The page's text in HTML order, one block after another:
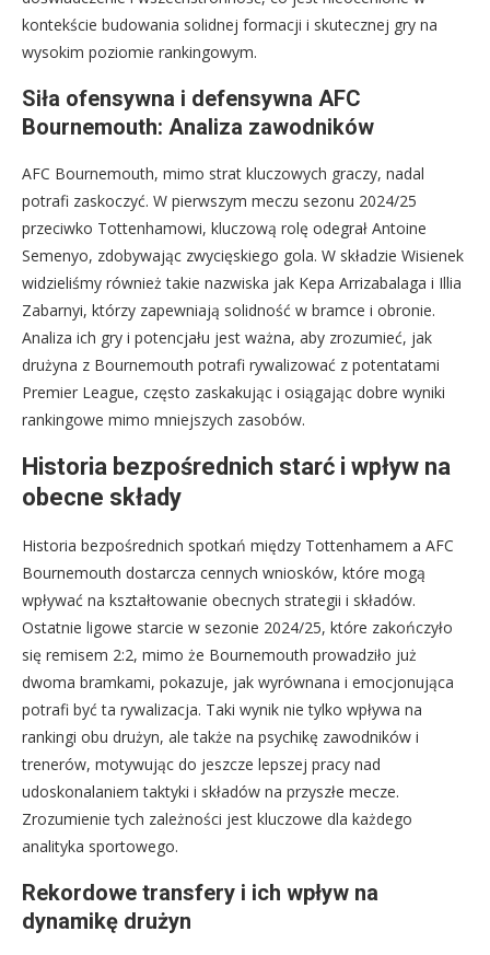
kontekście budowania solidnej formacji i skutecznej gry na
wysokim poziomie rankingowym.
Siła ofensywna i defensywna AFC
Bournemouth: Analiza zawodników
AFC Bournemouth, mimo strat kluczowych graczy, nadal
potrafi zaskoczyć. W pierwszym meczu sezonu 2024/25
przeciwko Tottenhamowi, kluczową rolę odegrał Antoine
Semenyo, zdobywając zwycięskiego gola. W składzie Wisienek
widzieliśmy również takie nazwiska jak Kepa Arrizabalaga i Illia
Zabarnyi, którzy zapewniają solidność w bramce i obronie.
Analiza ich gry i potencjału jest ważna, aby zrozumieć, jak
drużyna z Bournemouth potrafi rywalizować z potentatami
Premier League, często zaskakując i osiągając dobre wyniki
rankingowe mimo mniejszych zasobów.
Historia bezpośrednich starć i wpływ na
obecne składy
Historia bezpośrednich spotkań między Tottenhamem a AFC
Bournemouth dostarcza cennych wniosków, które mogą
wpływać na kształtowanie obecnych strategii i składów.
Ostatnie ligowe starcie w sezonie 2024/25, które zakończyło
się remisem 2:2, mimo że Bournemouth prowadziło już
dwoma bramkami, pokazuje, jak wyrównana i emocjonująca
potrafi być ta rywalizacja. Taki wynik nie tylko wpływa na
rankingi obu drużyn, ale także na psychikę zawodników i
trenerów, motywując do jeszcze lepszej pracy nad
udoskonalaniem taktyki i składów na przyszłe mecze.
Zrozumienie tych zależności jest kluczowe dla każdego
analityka sportowego.
Rekordowe transfery i ich wpływ na
dynamikę drużyn